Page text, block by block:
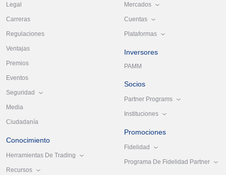
Legal
Carreras
Regulaciones
Ventajas
Premios
Eventos
Seguridad
Media
Ciudadanía
Conocimiento
Herramientas De Trading
Recursos
Mercados
Cuentas
Plataformas
Inversores
PAMM
Socios
Partner Programs
Instituciones
Promociones
Fidelidad
Programa De Fidelidad Partner